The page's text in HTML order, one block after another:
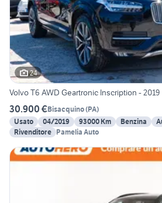
24
Volvo T6 AWD Geartronic Inscription - 2019
30.900 €Bisacquino(PA)
Usato
04/2019 93000 Km Benzina
Rivenditore Pamelia Auto